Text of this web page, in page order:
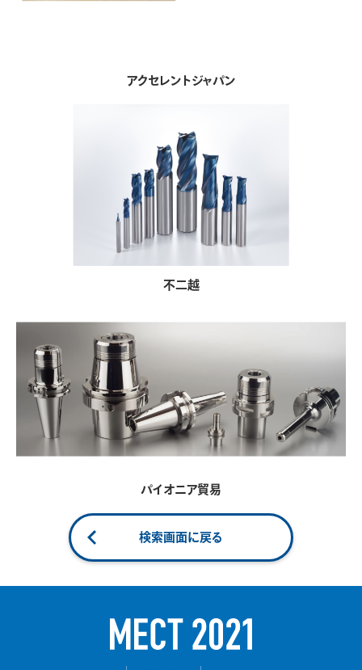
アクセレントジャパン
不二越
パイオニア貿易
検索画面に戻る